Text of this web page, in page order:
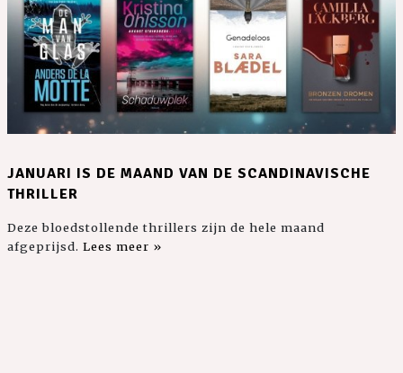
JANUARI IS DE MAAND VAN DE SCANDINAVISCHE
THRILLER
Deze bloedstollende thrillers zijn de hele maand
afgeprijsd. Lees meer »